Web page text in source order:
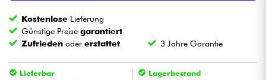
Drums
Kostenlose Lieferung
Günstige Preisegarantiert
Zufrieden odererstattet 3 Jahre Garantie
Lieferbar
Lagerbestand